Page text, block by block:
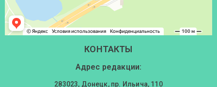
КОНТАКТЫ
Адрес редакции:
283023, Донецк, пр. Ильича, 110